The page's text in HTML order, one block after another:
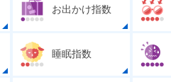
お出かけ指数
睡眠指数